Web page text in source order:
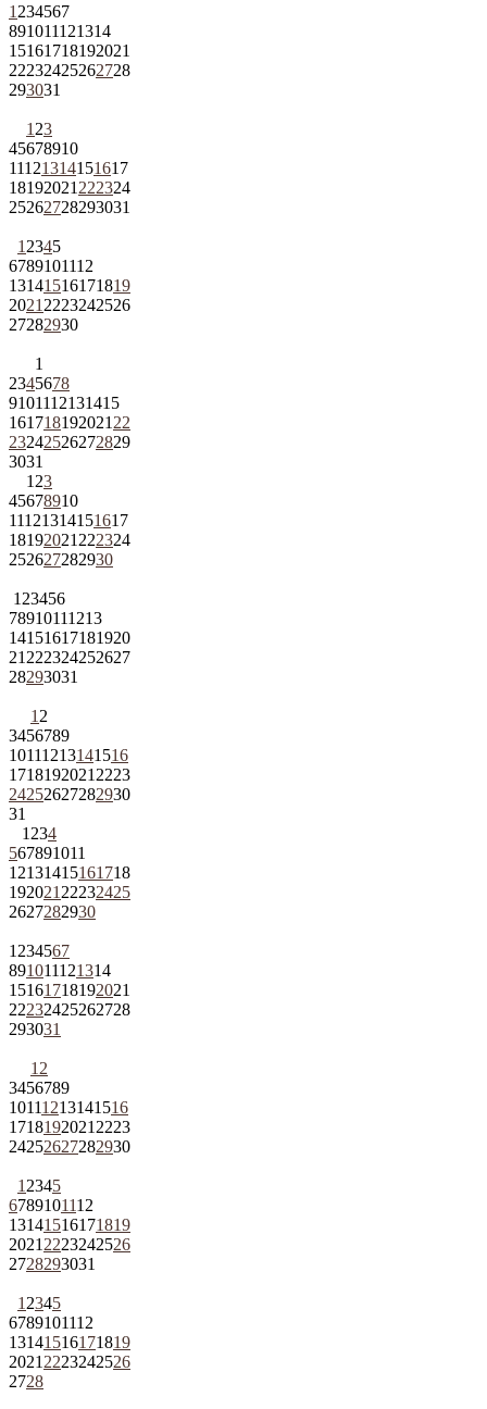
1 234567
891011121314
15161718192021
22232425262728
293031
1 23
45678910
11121314151617
18192021 222324
25262728293031
1 2345
6789101112
13141516171819
2021 2223242526
27282930
1
2345678
9101112131415
161718192021 22
23242526272829
3031
1 23
45678910
11121314151617
18192021 222324
252627282930
1 23456
78910111213
14151617181920
21 222324252627
28293031
1 2
3456789
10111213141516
1718192021 2223
24252627282930
31
1 234
567891011
12131415161718
192021 22232425
2627282930
1 234567
891011121314
15161718192021
22232425262728
293031
1 2
3456789
10111213141516
1718192021 2223
24252627282930
1 2345
6789101112
13141516171819
2021 2223242526
2728293031
1 2345
6789101112
13141516171819
2021 2223242526
2728